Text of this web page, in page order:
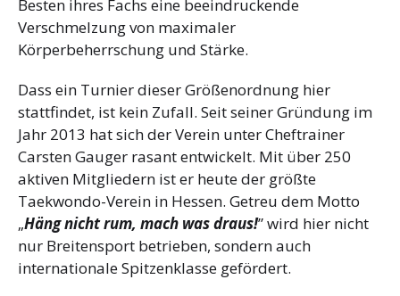
Besten ihres Fachs eine beeindruckende
Verschmelzung von maximaler
Körperbeherrschung und Stärke.
Dass ein Turnier dieser Größenordnung hier
stattfindet, ist kein Zufall. Seit seiner Gründung im
Jahr 2013 hat sich der Verein unter Cheftrainer
Carsten Gauger rasant entwickelt. Mit über 250
aktiven Mitgliedern ist er heute der größte
Taekwondo-Verein in Hessen. Getreu dem Motto
„Häng nicht rum, mach was draus!” wird hier nicht
nur Breitensport betrieben, sondern auch
internationale Spitzenklasse gefördert.